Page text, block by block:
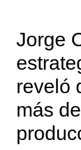
Jorge
reveló
más